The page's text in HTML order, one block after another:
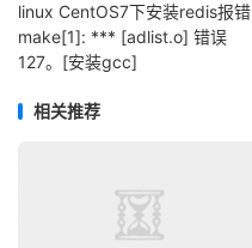
linux CentOS7下安装redis报错
make[1]: *** [adlist.o] 错误
127。[安装gcc]
相关推荐